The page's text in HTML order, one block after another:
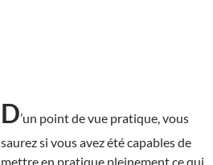
D’un point de vue pratique, vous
saurez si vous avez été capables de
mettre en pratique pleinement ce qui